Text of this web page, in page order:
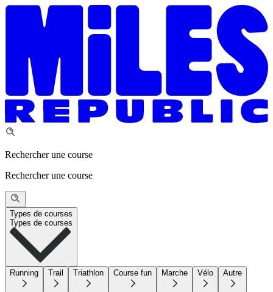
Rechercher une course
Rechercher une course
Types de courses
Types de courses
Running Trail Triathlon Course fun Marche Vélo Autre